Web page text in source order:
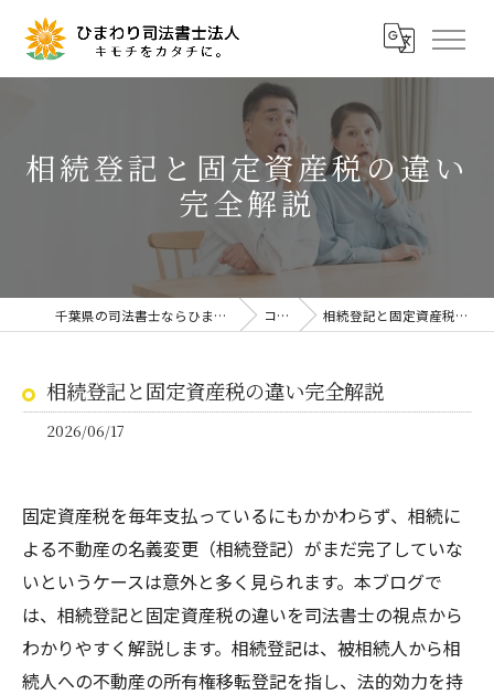
相続登記と固定資産税の違い
完全解説
千葉県の司法書士ならひまわり司法書士法人 コラム 相続登記と固定資産税の違い完全解説
相続登記と固定資産税の違い完全解説
2026/06/17
固定資産税を毎年支払っているにもかかわらず、相続に
よる不動産の名義変更（相続登記）がまだ完了していな
いというケースは意外と多く見られます。本ブログで
は、相続登記と固定資産税の違いを司法書士の視点から
わかりやすく解説します。相続登記は、被相続人から相
続人への不動産の所有権移転登記を指し、法的効力を持